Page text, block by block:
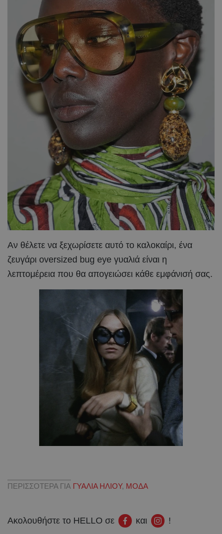
Αν θέλετε να ξεχωρίσετε αυτό το καλοκαίρι, ένα
ζευγάρι oversized bug eye γυαλιά είναι η
λεπτομέρεια που θα απογειώσει κάθε εμφάνισή σας.
ΠΕΡΙΣΣΟΤΕΡΑ ΓΙΑ ΓΥΑΛΙΑ ΗΛΙΟΥ, ΜΟΔΑ
Ακολουθήστε το HELLO σε και !